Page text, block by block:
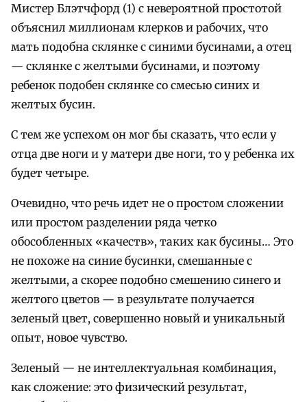
Мистер Блэтчфорд (1) с невероятной простотой
объяснил миллионам клерков и рабочих, что
мать подобна склянке с синими бусинами, а отец
— склянке с желтыми бусинами, и поэтому
ребенок подобен склянке со смесью синих и
желтых бусин.
С тем же успехом он мог бы сказать, что если у
отца две ноги и у матери две ноги, то у ребенка их
будет четыре.
Очевидно, что речь идет не о простом сложении
или простом разделении ряда четко
обособленных «качеств», таких как бусины… Это
не похоже на синие бусинки, смешанные с
желтыми, а скорее подобно смешению синего и
желтого цветов — в результате получается
зеленый цвет, совершенно новый и уникальный
опыт, новое чувство.
Зеленый — не интеллектуальная комбинация,
как сложение: это физический результат,